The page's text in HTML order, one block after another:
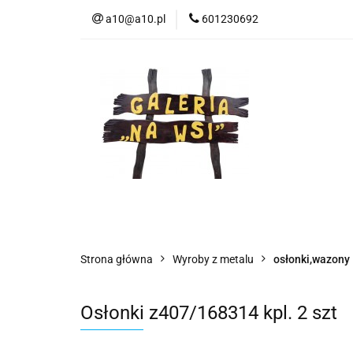
a10@a10.pl 601230692
Strona główna Wyroby z metalu osłonki,wazony
Osłonki z407/168314 kpl. 2 szt